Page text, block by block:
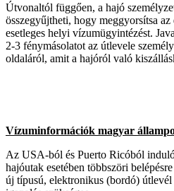
Útvonaltól függően, a hajó
összegyűjtheti, hogy meggyorsítsa
esetleges helyi vízumügyintézést.
2-3 fénymásolatot az útlevele
oldaláról, amit a hajóról való
Vízuminformációk magyar
Az USA-ból és Puerto Ricóból
hajóutak esetében többszöri
új típusú, elektronikus (bordó)